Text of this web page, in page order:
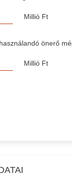
Millió Ft
önerő
Millió Ft